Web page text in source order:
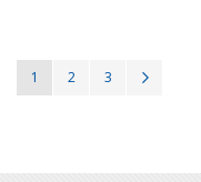
面
您当前正在阅读页
1 页面
2 页面
3